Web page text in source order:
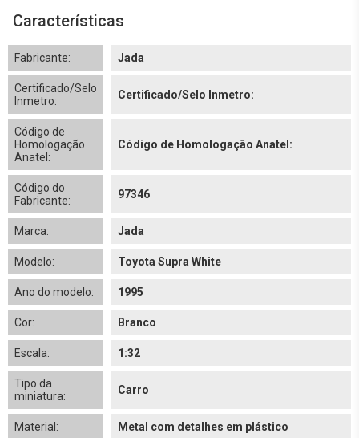
Características
Fabricante: Jada
Certificado/Selo
Inmetro:
Certificado/Selo Inmetro:
Código de
Homologação
Anatel:
Código de Homologação Anatel:
Código do
Fabricante:
97346
Marca: Jada
Modelo: Toyota Supra White
Ano do modelo: 1995
Cor: Branco
Escala: 1:32
Tipo da
miniatura:
Carro
Material: Metal com detalhes em plástico